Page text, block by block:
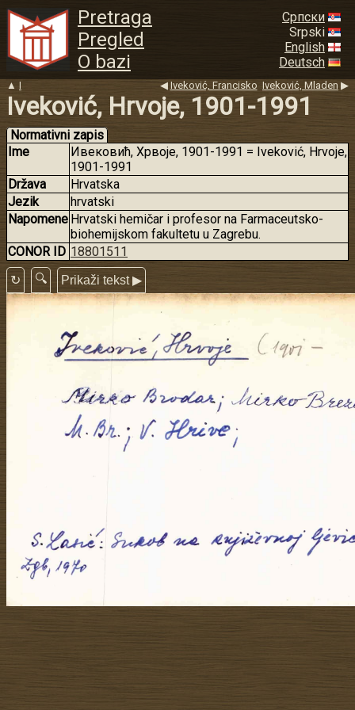
Pretraga
Pregled
O bazi
Српски
Srpski
English
Deutsch
▲ I ◀ Iveković, Francisko Iveković, Mladen ▶
Iveković, Hrvoje, 1901-1991
Normativni zapis
Ime
Ивековић, Хрвоје, 1901-1991 = Iveković, Hrvoje,
1901-1991
Država
Hrvatska
Jezik
hrvatski
Napomene Hrvatski hemičar i profesor na Farmaceutsko-
biohemijskom fakultetu u Zagrebu.
CONOR ID 18801511